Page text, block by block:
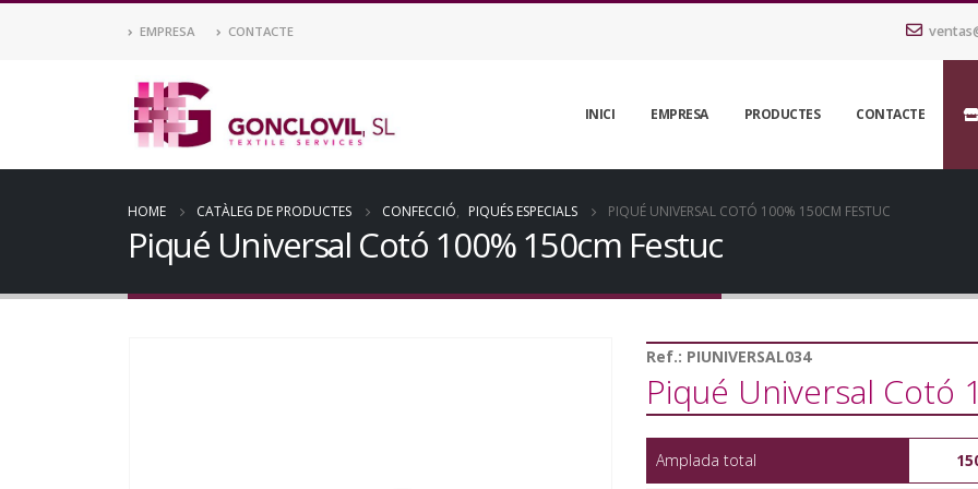
EMPRESA CONTACTE
INICI EMPRESA PRODUCTES CONTACTE
HOME CATÀLEG DE PRODUCTES CONFECCIÓ, PIQUÉS ESPECIALS PIQUÉ UNIVERSAL COTÓ 100% 150CM FESTUC
Piqué Universal Cotó 100% 150cm Festuc
Ref.: PIUNIVERSAL034
Piqué Universal Cotó
Amplada total